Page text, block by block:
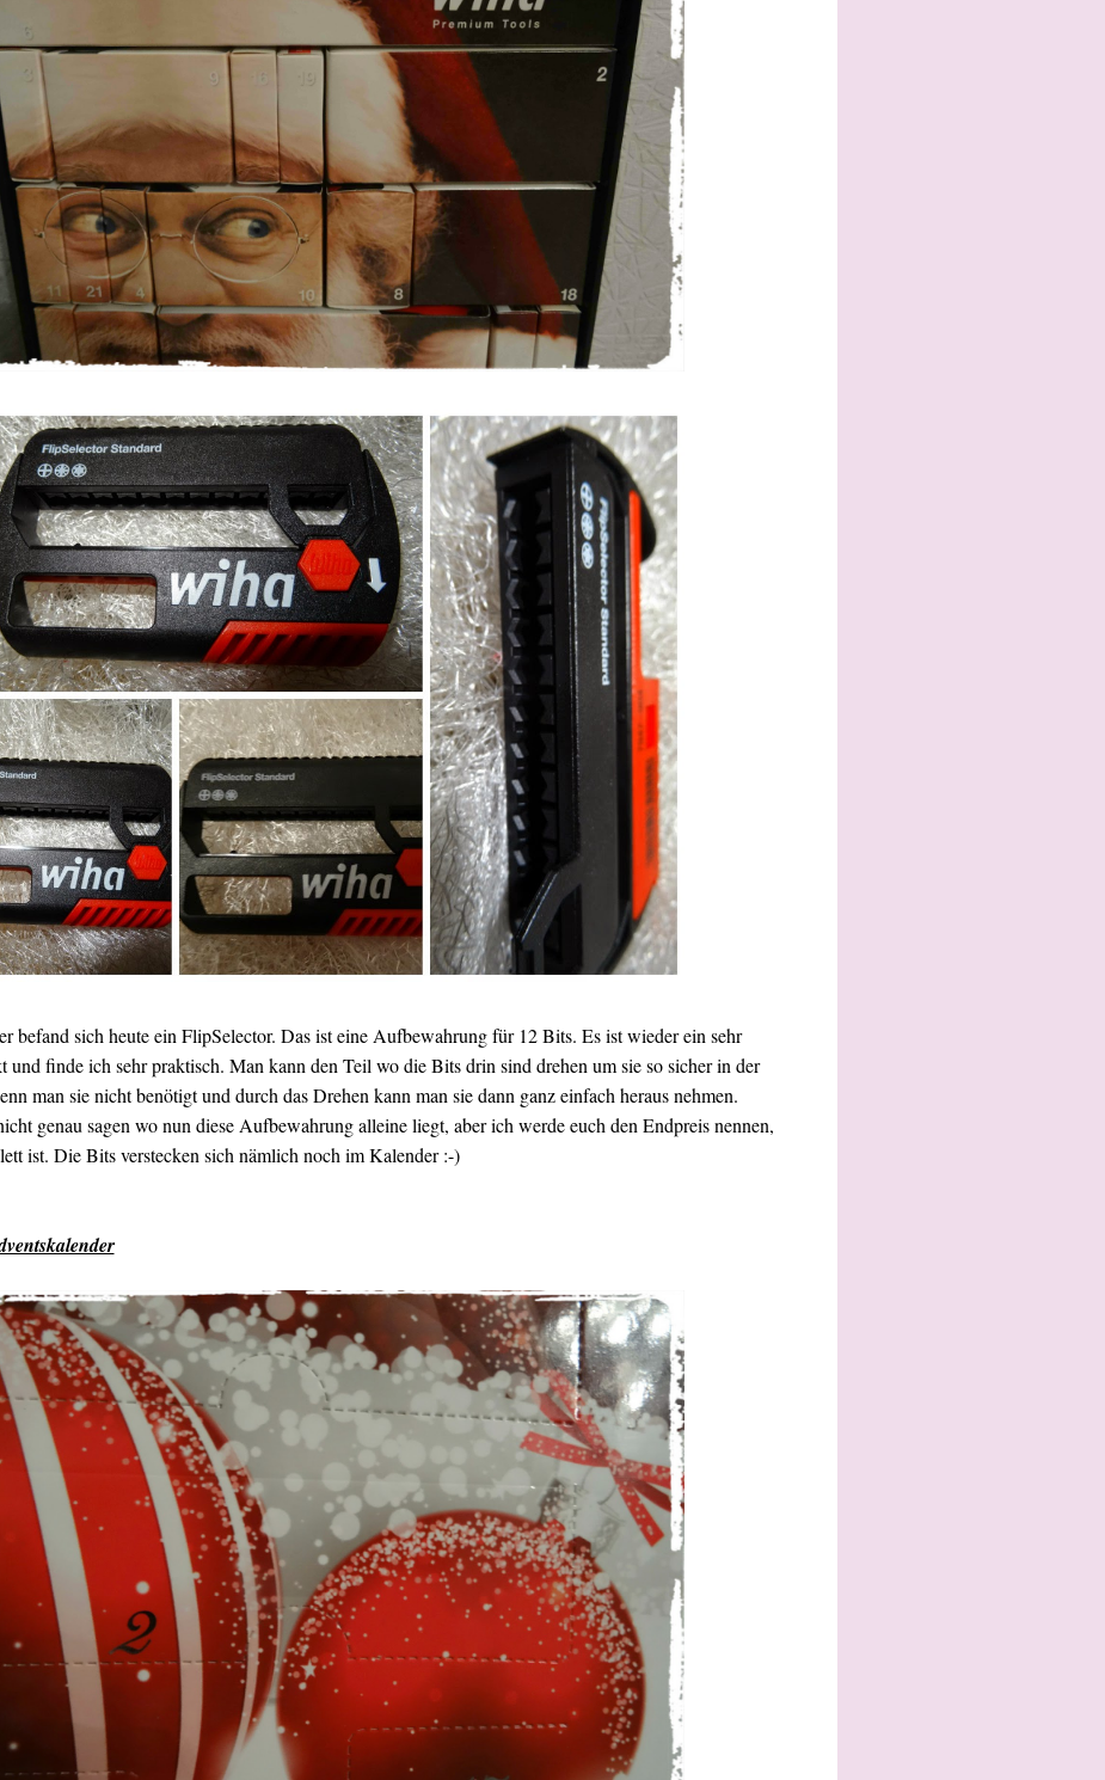
befand sich heute ein FlipSelector. Das ist eine Aufbewahrung für 12 Bits. Es ist wieder ein sehr
und finde ich sehr praktisch. Man kann den Teil wo die Bits drin sind drehen um sie so sicher in der
man sie nicht benötigt und durch das Drehen kann man sie dann ganz einfach heraus nehmen.
genau sagen wo nun diese Aufbewahrung alleine liegt, aber ich werde euch den Endpreis nennen,
ist. Die Bits verstecken sich nämlich noch im Kalender :-)